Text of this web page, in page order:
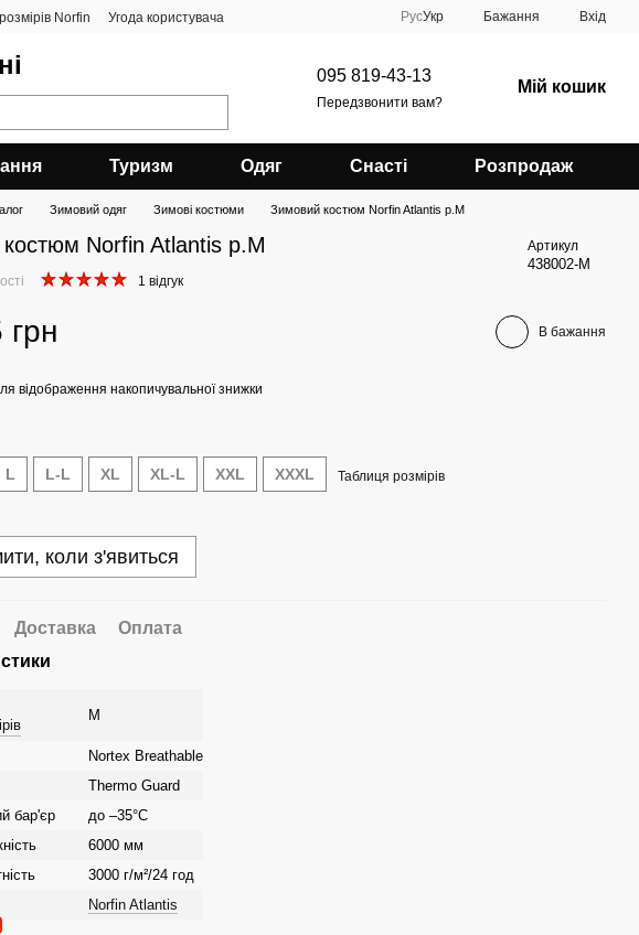
Norfin Угода користувача РусУкр Бажання Вхід
095 819-43-13
Передзвонити вам?
Мій кошик
Туризм Одяг Снасті Розпродаж
Зимовий одяг Зимові костюми Зимовий костюм Norfin Atlantis р.М
Norfin Atlantis р.М Артикул
438002-M
1 відгук
грн В бажання
відображення накопичувальної знижки
L L-L XL XL-L XXL XXXL Таблиця розмірів
коли з'явиться
Доставка
Оплата
M
Nortex Breathable
Thermo Guard
бар'єр
до –35°C
6000 мм
3000 г/м²/24 год
Norfin Atlantis